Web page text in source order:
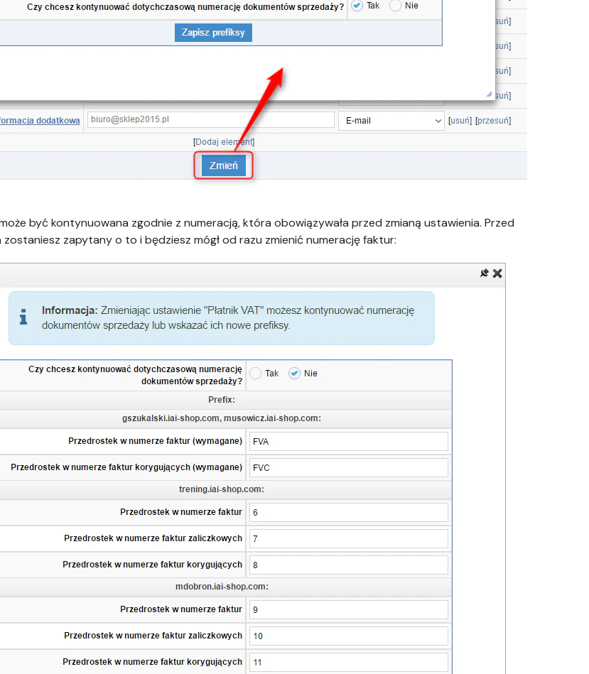
być kontynuowana zgodnie z numeracją, która obowiązywała przed zmianą ustawienia. Przed
zostaniesz zapytany o to i będziesz mógł od razu zmienić numerację faktur: